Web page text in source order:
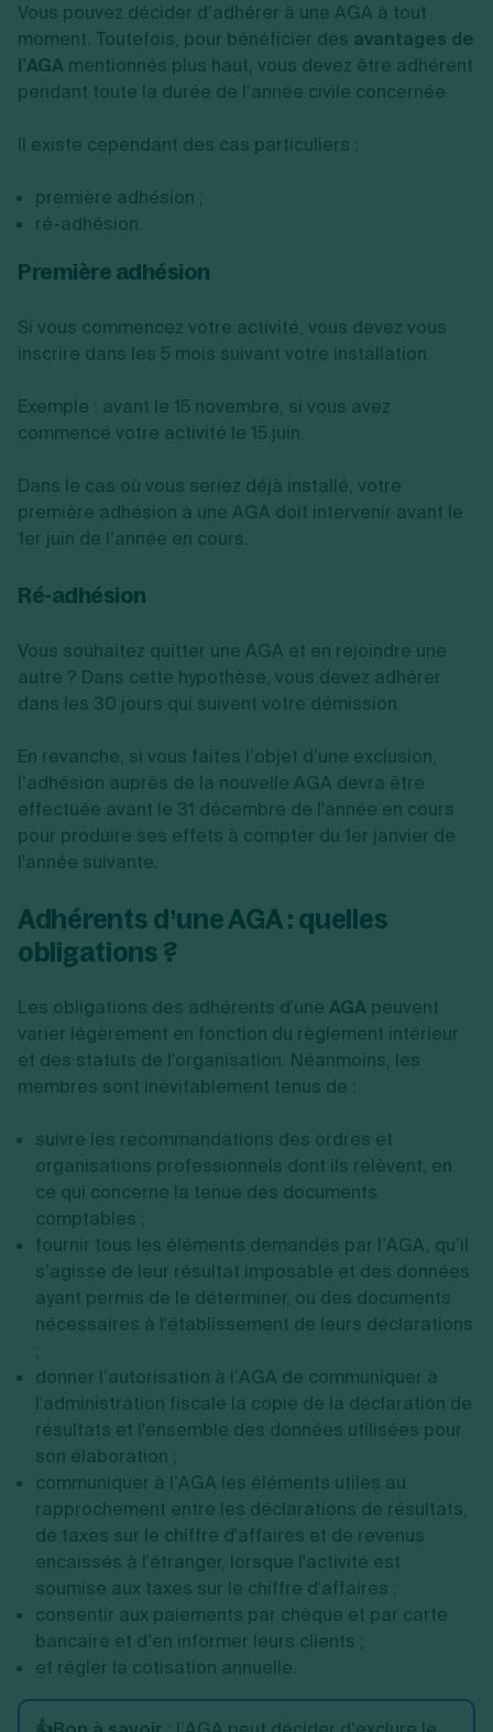
Vous pouvez décider d’adhérer à une AGA à tout
moment. Toutefois, pour bénéficier des avantages de
l’AGA mentionnés plus haut, vous devez être adhérent
pendant toute la durée de l’année civile concernée.
Il existe cependant des cas particuliers :
première adhésion ;
ré-adhésion.
Première adhésion
Si vous commencez votre activité, vous devez vous
inscrire dans les 5 mois suivant votre installation.
Exemple : avant le 15 novembre, si vous avez
commencé votre activité le 15 juin.
Dans le cas où vous seriez déjà installé, votre
première adhésion à une AGA doit intervenir avant le
1er juin de l’année en cours.
Ré-adhésion
Vous souhaitez quitter une AGA et en rejoindre une
autre ? Dans cette hypothèse, vous devez adhérer
dans les 30 jours qui suivent votre démission.
En revanche, si vous faites l’objet d’une exclusion,
l’adhésion auprès de la nouvelle AGA devra être
effectuée avant le 31 décembre de l'année en cours
pour produire ses effets à compter du 1er janvier de
l'année suivante.
Adhérents d’une AGA : quelles
obligations ?
Les obligations des adhérents d'une AGA peuvent
varier légèrement en fonction du règlement intérieur
et des statuts de l'organisation. Néanmoins, les
membres sont inévitablement tenus de :
suivre les recommandations des ordres et
organisations professionnels dont ils relèvent, en
ce qui concerne la tenue des documents
comptables ;
fournir tous les éléments demandés par l’AGA, qu’il
s’agisse de leur résultat imposable et des données
ayant permis de le déterminer, ou des documents
nécessaires à l'établissement de leurs déclarations
;
donner l’autorisation à l’AGA de communiquer à
l'administration fiscale la copie de la déclaration de
résultats et l'ensemble des données utilisées pour
son élaboration ;
communiquer à l’AGA les éléments utiles au
rapprochement entre les déclarations de résultats,
de taxes sur le chiffre d'affaires et de revenus
encaissés à l'étranger, lorsque l'activité est
soumise aux taxes sur le chiffre d'affaires ;
consentir aux paiements par chèque et par carte
bancaire et d’en informer leurs clients ;
et régler la cotisation annuelle.